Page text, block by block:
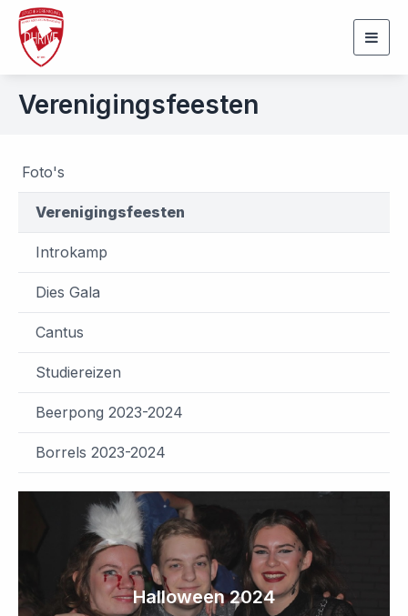
Verenigingsfeesten
Foto's
Verenigingsfeesten
Introkamp
Dies Gala
Cantus
Studiereizen
Beerpong 2023-2024
Borrels 2023-2024
Halloween 2024